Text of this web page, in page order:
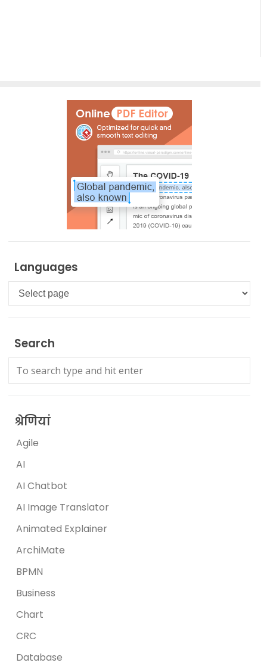
Languages
Languages
Search
श्रेणियां
Agile
AI
AI Chatbot
AI Image Translator
Animated Explainer
ArchiMate
BPMN
Business
Chart
CRC
Database